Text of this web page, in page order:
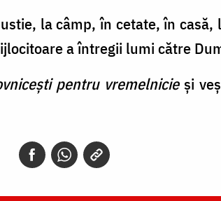
la câmp, în cetate, în
a întregii lumi către
pentru vremelnicieși